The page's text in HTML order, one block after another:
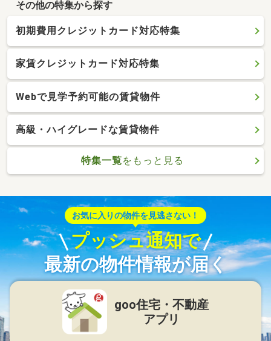
その他の特集から探す
初期費用クレジットカード対応特集
家賃クレジットカード対応特集
Webで見学予約可能の賃貸物件
高級・ハイグレードな賃貸物件
特集一覧をもっと見る
お気に入りの物件を見逃さない！
プッシュ通知で
最新の物件情報が届く
goo住宅・不動産
アプリ